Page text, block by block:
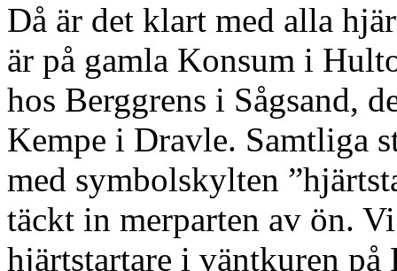
Då är det klart med alla
är på gamla Konsum i
hos Berggrens i Sågsand,
Kempe i Dravle. Samtliga
med symbolskylten
täckt in merparten av ön.
hjärtstartare i väntkuren på